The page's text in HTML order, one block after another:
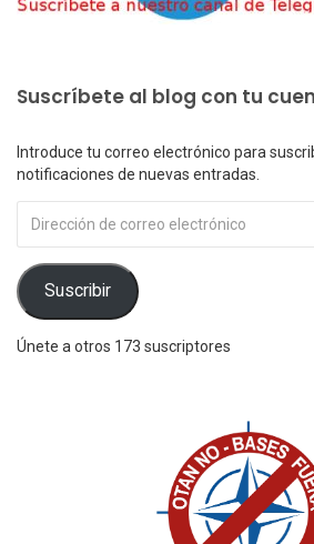
Suscríbete al blog con tu
Introduce tu correo electrónico para
notificaciones de nuevas entradas.
de
correo
electrónico
Suscribir
Únete a otros 173 suscriptores